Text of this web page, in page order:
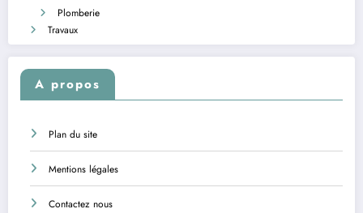
Plomberie
Travaux
A propos
Plan du site
Mentions légales
Contactez nous